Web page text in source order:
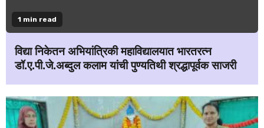
1 min read
विद्या निकेतन अभियांत्रिकी महाविद्यालयात भारतरत्न
डॉ.ए.पी.जे.अब्दुल कलाम यांची पुण्यतिथी श्रद्धापूर्वक साजरी